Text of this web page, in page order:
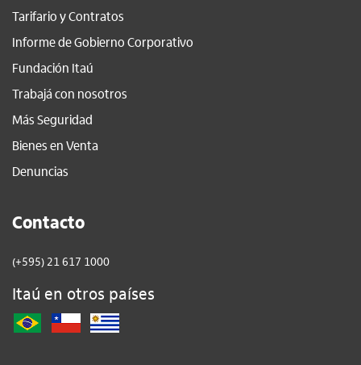
Tarifario y Contratos
Informe de Gobierno Corporativo
Fundación Itaú
Trabajá con nosotros
Más Seguridad
Bienes en Venta
Denuncias
Contacto
(+595) 21 617 1000
Itaú en otros países